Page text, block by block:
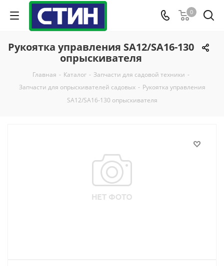
0
Рукоятка управления SA12/SA16-130
опрыскивателя
Главная - Каталог - Запчасти для садовой техники -
Запчасти для опрыскивателей садовых - Рукоятка управления
SA12/SA16-130 опрыскивателя